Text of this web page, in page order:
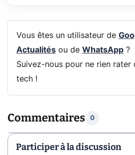
Vous êtes un utilisateur de
Actualitésou de WhatsApp?
Suivez-nous pour ne rien rater
tech !
Commentaires 0
Participer à la discussion